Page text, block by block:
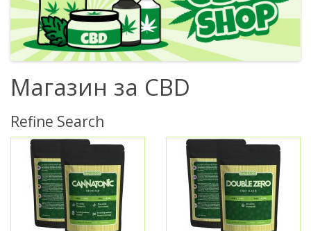
Магазин за CBD
Refine Search